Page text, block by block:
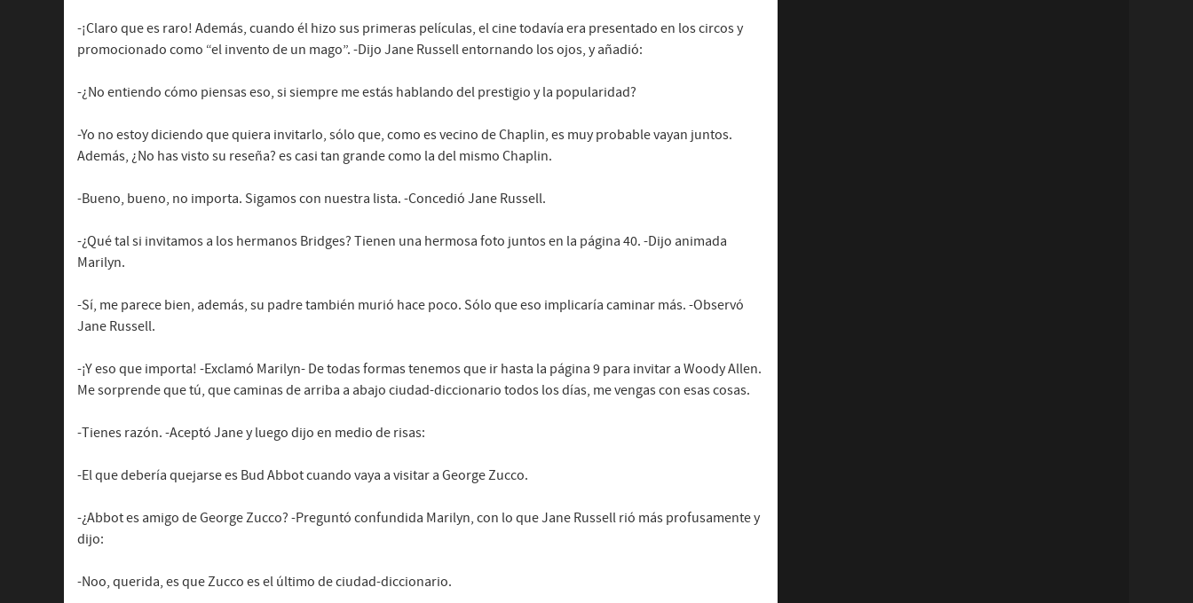
-¡Claro que es raro! Además, cuando él hizo sus primeras películas, el cine todavía era presentado en los circos y
promocionado como “el invento de un mago”. -Dijo Jane Russell entornando los ojos, y añadió:
-¿No entiendo cómo piensas eso, si siempre me estás hablando del prestigio y la popularidad?
-Yo no estoy diciendo que quiera invitarlo, sólo que, como es vecino de Chaplin, es muy probable vayan juntos.
Además, ¿No has visto su reseña? es casi tan grande como la del mismo Chaplin.
-Bueno, bueno, no importa. Sigamos con nuestra lista. -Concedió Jane Russell.
-¿Qué tal si invitamos a los hermanos Bridges? Tienen una hermosa foto juntos en la página 40. -Dijo animada
Marilyn.
-Sí, me parece bien, además, su padre también murió hace poco. Sólo que eso implicaría caminar más. -Observó
Jane Russell.
-¡Y eso que importa! -Exclamó Marilyn- De todas formas tenemos que ir hasta la página 9 para invitar a Woody Allen.
Me sorprende que tú, que caminas de arriba a abajo ciudad-diccionario todos los días, me vengas con esas cosas.
-Tienes razón. -Aceptó Jane y luego dijo en medio de risas:
-El que debería quejarse es Bud Abbot cuando vaya a visitar a George Zucco.
-¿Abbot es amigo de George Zucco? -Preguntó confundida Marilyn, con lo que Jane Russell rió más profusamente y
dijo:
-Noo, querida, es que Zucco es el último de ciudad-diccionario.